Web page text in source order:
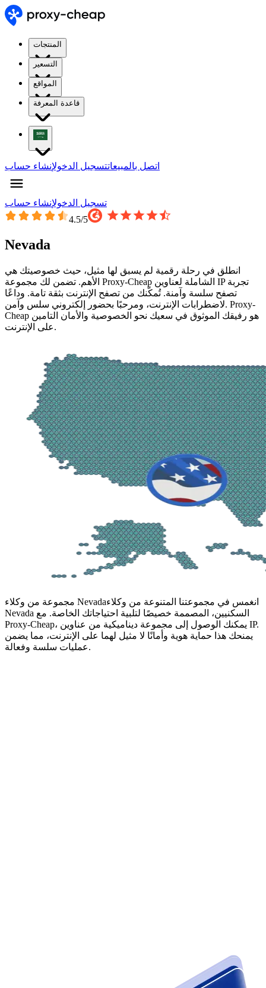
المنتجات
التسعير
المواقع
قاعدة المعرفة
اتصل بالمبيعاتتسجيل الدخولإنشاء حساب
تسجيل الدخولإنشاء حساب
4.5/5
Nevada
انطلق في رحلة رقمية لم يسبق لها مثيل، حيث خصوصيتك هي
الأهم. تضمن لك مجموعة Proxy-Cheap الشاملة لعناوين IP تجربة
تصفح سلسة وآمنة. تُمكّنك من تصفح الإنترنت بثقة تامة. وداعًا
لاضطرابات الإنترنت، ومرحبًا بحضور إلكتروني سلس وآمن. Proxy-
Cheap هو رفيقك الموثوق في سعيك نحو الخصوصية والأمان التامين
على الإنترنت.
مجموعة من وكلاء Nevadaانغمس في مجموعتنا المتنوعة من وكلاء
Nevada السكنيين، المصممة خصيصًا لتلبية احتياجاتك الخاصة. مع
Proxy-Cheap، يمكنك الوصول إلى مجموعة ديناميكية من عناوين IP.
يمنحك هذا حماية هوية وأمانًا لا مثيل لهما على الإنترنت، مما يضمن
عمليات سلسة وفعالة.